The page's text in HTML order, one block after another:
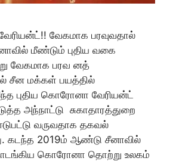
வேகமாக பரவுவதால்
மீண்டும் புதிய வகை
வேகமாக பரவ னத்
சீன மக்கள் பயத்தில்
புதிய கொரோனா வேரியன்ட்
அந்நாட்டு சுகாதாரத்துறை
வருவதாக தகவல்
கடந்த 2019ம் ஆண்டு சீனாவில்
கொரோனா தொற்று உலகம்